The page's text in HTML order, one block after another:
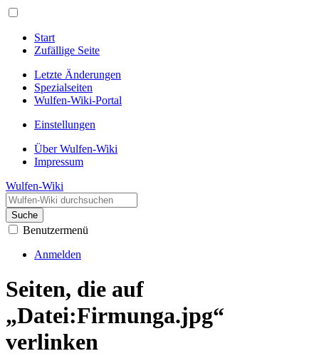
Start
Zufällige Seite
Letzte Änderungen
Spezialseiten
Wulfen-Wiki-Portal
Einstellungen
Über Wulfen-Wiki
Impressum
Wulfen-Wiki
Suche
Benutzermenü
Anmelden
Seiten, die auf
„Datei:Firmunga.jpg“
verlinken